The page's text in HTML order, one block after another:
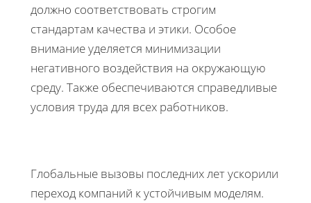
должно соответствовать строгим
стандартам качества и этики. Особое
внимание уделяется минимизации
негативного воздействия на окружающую
среду. Также обеспечиваются справедливые
условия труда для всех работников.
Глобальные вызовы последних лет ускорили
переход компаний к устойчивым моделям.